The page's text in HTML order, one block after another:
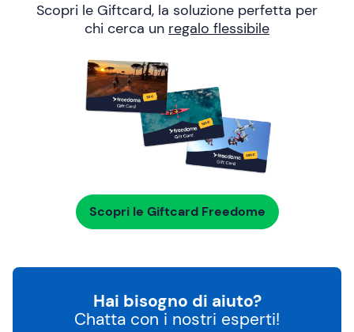
Scopri le Giftcard, la soluzione perfetta per
chi cerca un regalo flessibile
Scopri le Giftcard Freedome
Hai bisogno di aiuto?
Chatta con i nostri esperti!